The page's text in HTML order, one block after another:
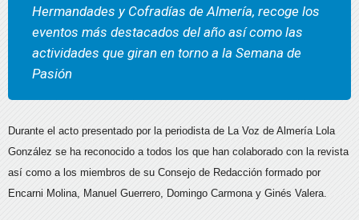
Hermandades y Cofradías de Almería, recoge los
eventos más destacados del año así como las
actividades que giran en torno a la Semana de
Pasión
Durante el acto presentado por la periodista de La Voz de Almería Lola
González se ha reconocido a todos los que han colaborado con la revista
así como a los miembros de su Consejo de Redacción formado por
Encarni Molina, Manuel Guerrero, Domingo Carmona y Ginés Valera.